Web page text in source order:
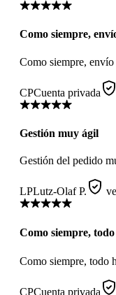
Como siempre,
Como siempre,
CPCuenta privada
Gestión muy ágil
Gestión del pedido
LPLutz-Olaf P.
Como siempre,
Como siempre, todo
CPCuenta privada